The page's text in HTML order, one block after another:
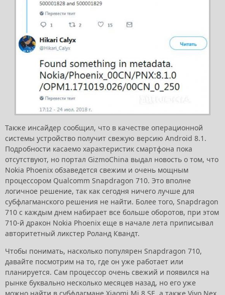
Также инсайдер сообщил, что в качестве операционной
системы устройство получит свежую версию Android 8.1.
Подробности касаемо характеристик смартфона пока
отсутствуют, но портал GizmoChina выдал новость о том, что
Nokia Phoenix обзаведется свежим и очень мощным
процессором Qualcomm Snapdragon 710. Это вполне
логичное решение, так как сегодня ничего лучше для
субфлагманского решения не найти. Более того, Snapdragon
710 с каждым днем набирает все больше оборотов, при этом
710-й дракон Nokia Phoenix еще в начале лета приписывал
авторитетный ликстер Роланд Квандт.
Чтобы понимать, насколько популярен Snapdragon 710,
давайте посмотрим на то, где он уже работает или
планируется. Сам процессор очень свежий и появился на
рынке буквально несколько месяцев назад, но его уже